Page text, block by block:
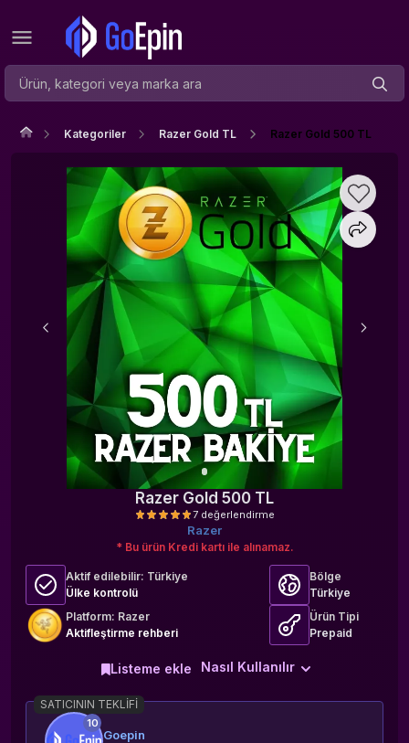
Kategoriler Razer Gold TL Razer Gold 500 TL
Razer Gold 500 TL
7 değerlendirme
Razer
* Bu ürün Kredi kartı ile alınamaz.
Aktif edilebilir: Türkiye
Ülke kontrolü
Bölge
Türkiye
Platform: Razer
Aktifleştirme rehberi
Ürün Tipi
Prepaid
Nasıl Kullanılır
Listeme ekle
SATICININ TEKLIFI
10
Goepin